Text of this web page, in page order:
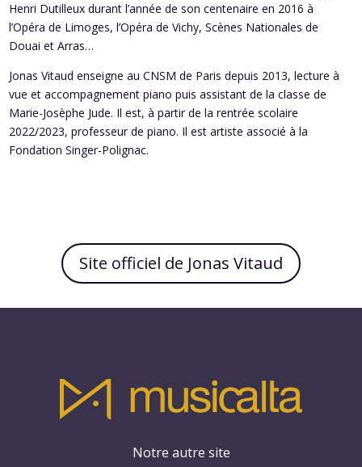
Henri Dutilleux durant l’année de son centenaire en 2016 à
l’Opéra de Limoges, l’Opéra de Vichy, Scènes Nationales de
Douai et Arras…
Jonas Vitaud enseigne au CNSM de Paris depuis 2013, lecture à
vue et accompagnement piano puis assistant de la classe de
Marie-Josèphe Jude. Il est, à partir de la rentrée scolaire
2022/2023, professeur de piano. Il est artiste associé à la
Fondation Singer-Polignac.
Site officiel de Jonas Vitaud
Notre autre site